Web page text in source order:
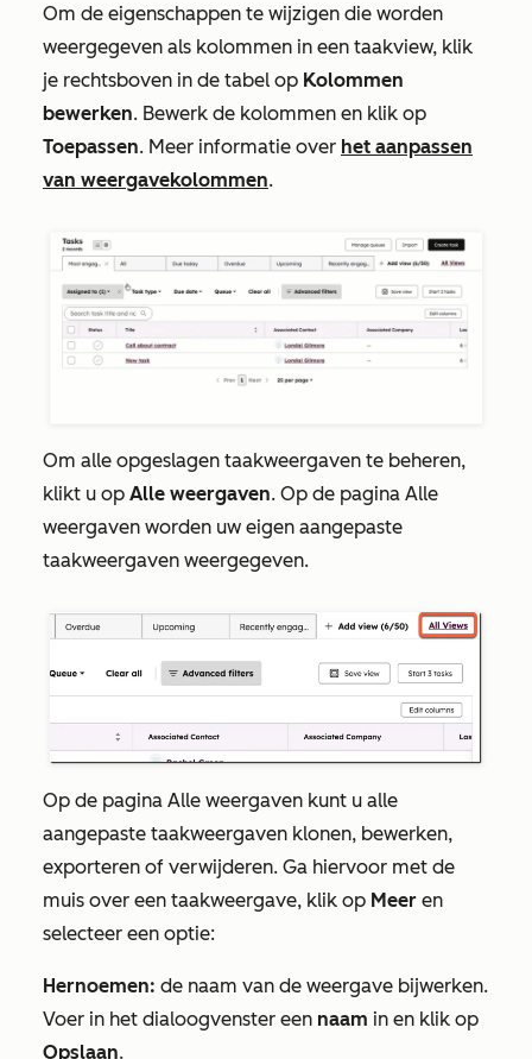
Om de eigenschappen te wijzigen die worden
weergegeven als kolommen in een taakview, klik
je rechtsboven in de tabel op Kolommen
bewerken. Bewerk de kolommen en klik op
Toepassen. Meer informatie over het aanpassen
van weergavekolommen.
Om alle opgeslagen taakweergaven te beheren,
klikt u op Alle weergaven. Op de pagina Alle
weergaven worden uw eigen aangepaste
taakweergaven weergegeven.
Op de pagina Alle weergaven kunt u alle
aangepaste taakweergaven klonen, bewerken,
exporteren of verwijderen. Ga hiervoor met de
muis over een taakweergave, klik op Meer en
selecteer een optie:
Hernoemen: de naam van de weergave bijwerken.
Voer in het dialoogvenster een naam in en klik op
Opslaan.